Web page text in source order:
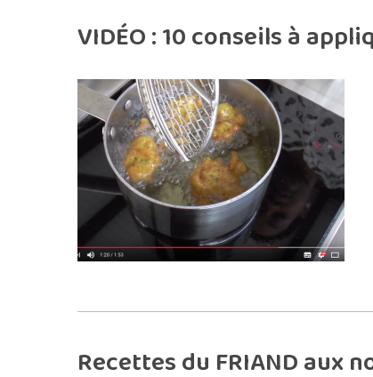
VIDÉO : 10 conseils à
Recettes du FRIAND aux